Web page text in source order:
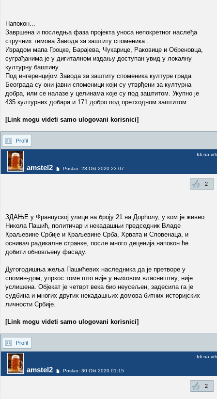
Напокон...
Завршена и последња фаза пројекта уноса непокретног наслеђа
стручних тимова Завода за заштиту споменика .
Израдом мапа Гроцке, Барајева, Чукарице, Раковице и Обреновца,
суграђанима је у дигиталном издању доступан увид у локалну
културну баштину.
Под ингеренцијом Завода за заштиту споменика културе града
Београда су они јавни споменици који су утврђени за културна
добра, или се налазе у целинама које су под заштитом. Укупно је
435 културних добара и 171 добро под претходном заштитом.
[Link mogu videti samo ulogovani korisnici]
Profil
amstel2 Poslao: 28 Okt 2020 23:07
Idi na vrh
2
ЗДАЊЕ у Француској улици на броју 21 на Дорћолу, у ком је живео
Никола Пашић, политичар и некадашњи председник Владе
Краљевине Србије и Краљевине Срба, Хрвата и Словенаца, и
оснивач радикалне странке, после много деценија напокон ће
добити обновљену фасаду.
Дугогодишња жеља Пашићевих наследника да је претворе у
спомен-дом, упркос томе што није у њиховом власништву, није
услишена. Објекат је четврт века био неусељен, задесила га је
судбина и многих других некадашњих домова битних историјских
личности Србије.
[Link mogu videti samo ulogovani korisnici]
Profil
amstel2 Poslao: 30 Okt 2020 01:15
Idi na vrh
2